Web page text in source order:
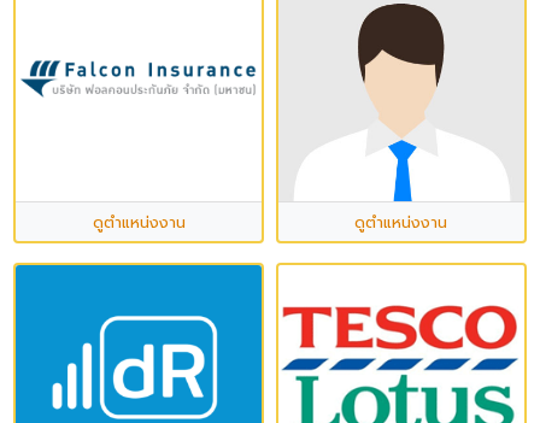
ดูตำแหน่งงาน ดูตำแหน่งงาน